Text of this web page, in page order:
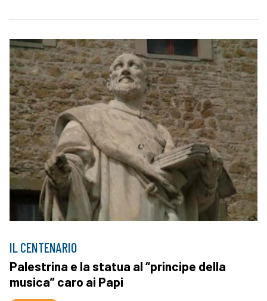
IL CENTENARIO
Palestrina e la statua al “principe della
musica” caro ai Papi